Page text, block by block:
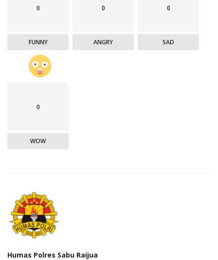
0
FUNNY
0
ANGRY
0
SAD
0
WOW
Humas Polres Sabu Raijua